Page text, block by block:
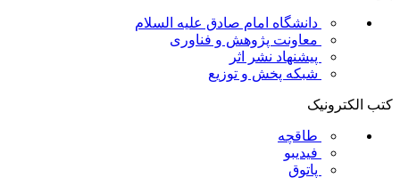
دانشگاه امام صادق علیه السلام
معاونت پژوهش و فناوری
پیشنهاد نشر اثر
شبکه پخش و توزیع
کتب الکترونیک
طاقچه
فیدیبو
پاتوق